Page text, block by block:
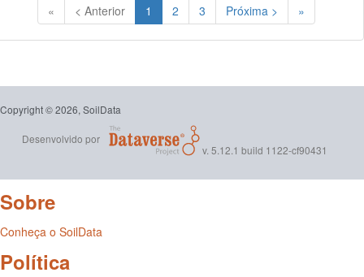
« < Anterior 1 (Atual)
2 3 Próxima > »
Copyright © 2026, SoilData
Desenvolvido por
v. 5.12.1 build 1122-cf90431
Sobre
Conheça o SoilData
Política